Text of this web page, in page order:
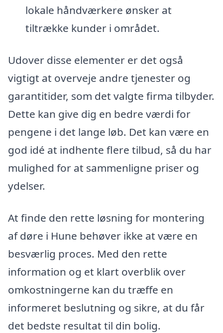
lokale håndværkere ønsker at
tiltrække kunder i området.
Udover disse elementer er det også
vigtigt at overveje andre tjenester og
garantitider, som det valgte firma tilbyder.
Dette kan give dig en bedre værdi for
pengene i det lange løb. Det kan være en
god idé at indhente flere tilbud, så du har
mulighed for at sammenligne priser og
ydelser.
At finde den rette løsning for montering
af døre i Hune behøver ikke at være en
besværlig proces. Med den rette
information og et klart overblik over
omkostningerne kan du træffe en
informeret beslutning og sikre, at du får
det bedste resultat til din bolig.